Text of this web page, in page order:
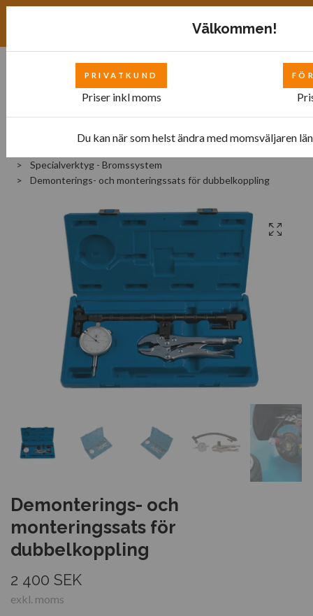
Specialverktyg - Bromssystem
Demonterings- och monteringssats för dubbelkoppling
Demonterings- och
monteringssats för
dubbelkoppling
2 400 SEK
exkl. moms
Välkommen!
PRIVATKUND
Priser inkl moms
Du kan när som helst ändra med momsväljaren